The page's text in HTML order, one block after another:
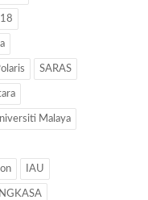
SARAS
Malaya
IAU